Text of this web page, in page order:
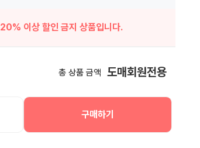
이상 할인 금지 상품입니다.
총 상품 금액 도매회원전용
구매하기